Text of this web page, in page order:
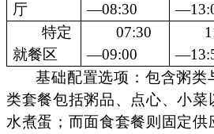
厅
—08:30
特定
就餐区
07:30
—09:00
基础配置选项：包含粥类
类套餐包括粥品、点心、小菜
水煮蛋；而面食套餐则固定